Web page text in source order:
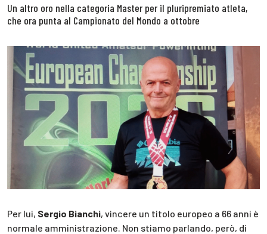
Un altro oro nella categoria Master per il pluripremiato atleta,
che ora punta al Campionato del Mondo a ottobre
Per lui, Sergio Bianchi, vincere un titolo europeo a 66 anni è
normale amministrazione. Non stiamo parlando, però, di